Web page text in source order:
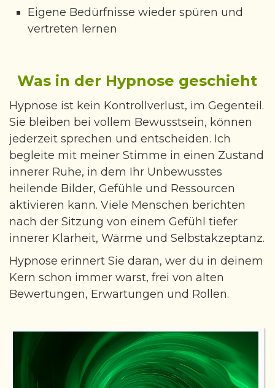
Eigene Bedürfnisse wieder spüren und
vertreten lernen
Was in der Hypnose geschieht
Hypnose ist kein Kontrollverlust, im Gegenteil.
Sie bleiben bei vollem Bewusstsein, können
jederzeit sprechen und entscheiden. Ich
begleite mit meiner Stimme in einen Zustand
innerer Ruhe, in dem Ihr Unbewusstes
heilende Bilder, Gefühle und Ressourcen
aktivieren kann. Viele Menschen berichten
nach der Sitzung von einem Gefühl tiefer
innerer Klarheit, Wärme und Selbstakzeptanz.
Hypnose erinnert Sie daran, wer du in deinem
Kern schon immer warst, frei von alten
Bewertungen, Erwartungen und Rollen.